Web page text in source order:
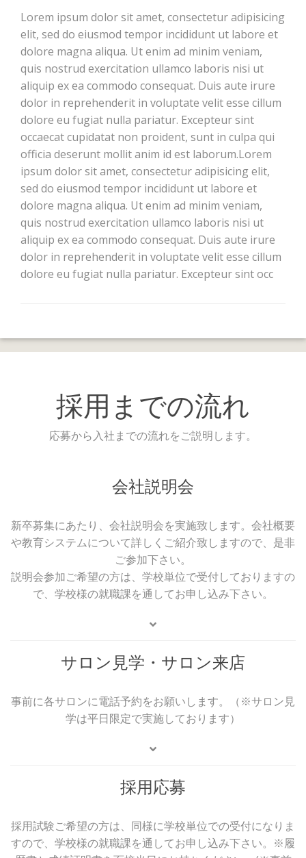
Lorem ipsum dolor sit amet, consectetur adipisicing
elit, sed do eiusmod tempor incididunt ut labore et
dolore magna aliqua. Ut enim ad minim veniam,
quis nostrud exercitation ullamco laboris nisi ut
aliquip ex ea commodo consequat. Duis aute irure
dolor in reprehenderit in voluptate velit esse cillum
dolore eu fugiat nulla pariatur. Excepteur sint
occaecat cupidatat non proident, sunt in culpa qui
officia deserunt mollit anim id est laborum.Lorem
ipsum dolor sit amet, consectetur adipisicing elit,
sed do eiusmod tempor incididunt ut labore et
dolore magna aliqua. Ut enim ad minim veniam,
quis nostrud exercitation ullamco laboris nisi ut
aliquip ex ea commodo consequat. Duis aute irure
dolor in reprehenderit in voluptate velit esse cillum
dolore eu fugiat nulla pariatur. Excepteur sint occ
採用までの流れ
応募から入社までの流れをご説明します。
会社説明会
新卒募集にあたり、会社説明会を実施致します。会社概要
や教育システムについて詳しくご紹介致しますので、是非
ご参加下さい。
説明会参加ご希望の方は、学校単位で受付しておりますの
で、学校様の就職課を通してお申し込み下さい。
サロン見学・サロン来店
事前に各サロンに電話予約をお願いします。（※サロン見
学は平日限定で実施しております）
採用応募
採用試験ご希望の方は、同様に学校単位での受付になりま
すので、学校様の就職課を通してお申し込み下さい。※履